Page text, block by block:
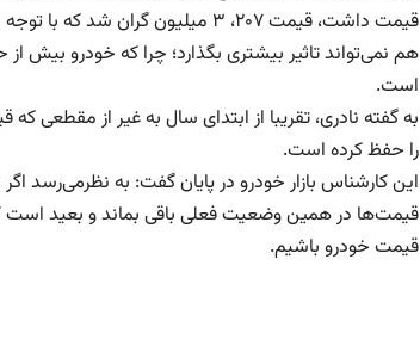
هم نمی‌تواند تاثیر بیشتری بگذارد؛ چرا که خودرو بیش
است.
به گفته نادری، تقریبا از ابتدای سال به غیر از مقطعی
را حفظ کرده است.
قیمت‌ها در همین وضعیت فعلی باقی بماند و بعید
قیمت خودرو باشیم.